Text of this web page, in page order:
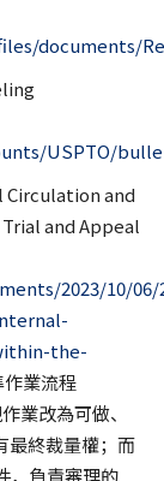
documents/
USPTO/
Circulation and
and Appeal
2023/10/06/
the-
業流程
業改為可做、
最終裁量權；而